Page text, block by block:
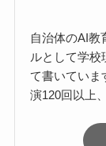
自治体のAI教
ルとして学校
て書いていま
演120回以上